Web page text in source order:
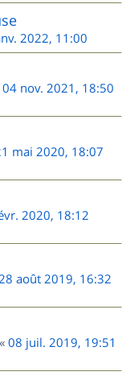
2022, 11:00
04 nov. 2021, 18:50
mai 2020, 18:07
2020, 18:12
28 août 2019, 16:32
« 08 juil. 2019, 19:51